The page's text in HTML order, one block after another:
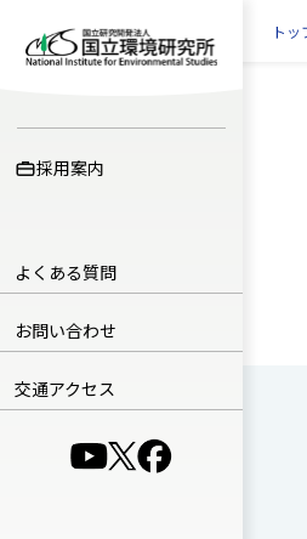
採用案内
よくある質問
お問い合わせ
交通アクセス
（別ウインドウで開き
（別ウインドウで
（別ウインドウ
トッ